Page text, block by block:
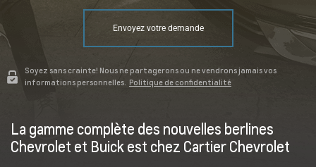
Envoyez votre demande
Soyez sans crainte! Nous ne partagerons ou ne vendrons jamais vos
informations personnelles. Politique de confidentialité
La gamme complète des nouvelles berlines
Chevrolet et Buick est chez Cartier Chevrolet